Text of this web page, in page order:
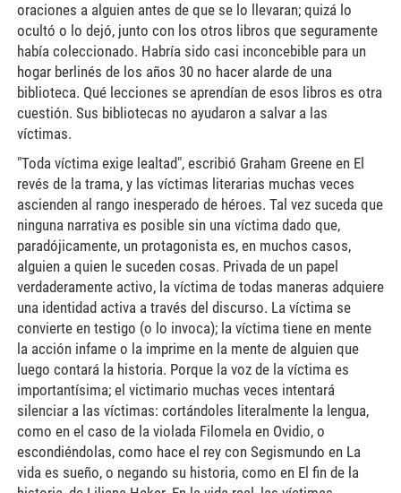
oraciones a alguien antes de que se lo llevaran; quizá lo
ocultó o lo dejó, junto con los otros libros que seguramente
había coleccionado. Habría sido casi inconcebible para un
hogar berlinés de los años 30 no hacer alarde de una
biblioteca. Qué lecciones se aprendían de esos libros es otra
cuestión. Sus bibliotecas no ayudaron a salvar a las
víctimas.
"Toda víctima exige lealtad", escribió Graham Greene en El
revés de la trama, y las víctimas literarias muchas veces
ascienden al rango inesperado de héroes. Tal vez suceda que
ninguna narrativa es posible sin una víctima dado que,
paradójicamente, un protagonista es, en muchos casos,
alguien a quien le suceden cosas. Privada de un papel
verdaderamente activo, la víctima de todas maneras adquiere
una identidad activa a través del discurso. La víctima se
convierte en testigo (o lo invoca); la víctima tiene en mente
la acción infame o la imprime en la mente de alguien que
luego contará la historia. Porque la voz de la víctima es
importantísima; el victimario muchas veces intentará
silenciar a las víctimas: cortándoles literalmente la lengua,
como en el caso de la violada Filomela en Ovidio, o
escondiéndolas, como hace el rey con Segismundo en La
vida es sueño, o negando su historia, como en El fin de la